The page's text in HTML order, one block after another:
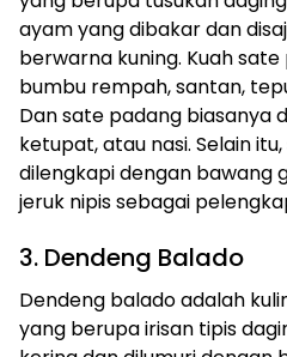
ayam yang dibakar dan
berwarna kuning. Kuah
bumbu rempah, santan,
Dan sate padang biasanya
ketupat, atau nasi. Selain
dilengkapi dengan bawang
jeruk nipis sebagai
3. Dendeng Balado
Dendeng balado adalah
yang berupa irisan tipis